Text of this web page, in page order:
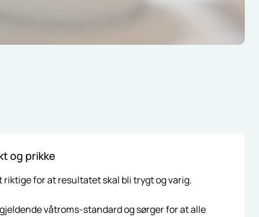
og prikke
for at resultatet skal bli trygt og varig.
våtroms-standard og sørger for at alle